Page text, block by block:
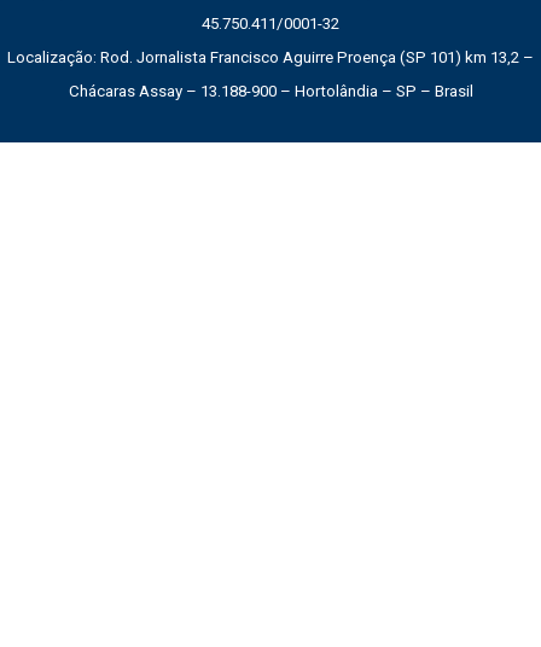
45.750.411/0001-32
Localização: Rod. Jornalista Francisco Aguirre Proença (SP 101) km 13,2 –
Chácaras Assay – 13.188-900 – Hortolândia – SP – Brasil